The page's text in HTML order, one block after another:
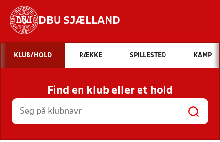
DBU SJÆLLAND
Hvad vil du søge efter?
INDHOLD OG NYHEDER
STILLINGER, RESULTATER, KLUBBER OG
HOLD
KLUB/HOLD RÆKKE SPILLESTED KAMP
Find en klub eller et hold